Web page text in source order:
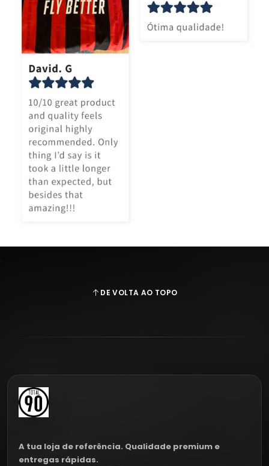
DE VOLTA AO TOPO
A tua loja de referência. Qualidade premium e
entregas rápidas.